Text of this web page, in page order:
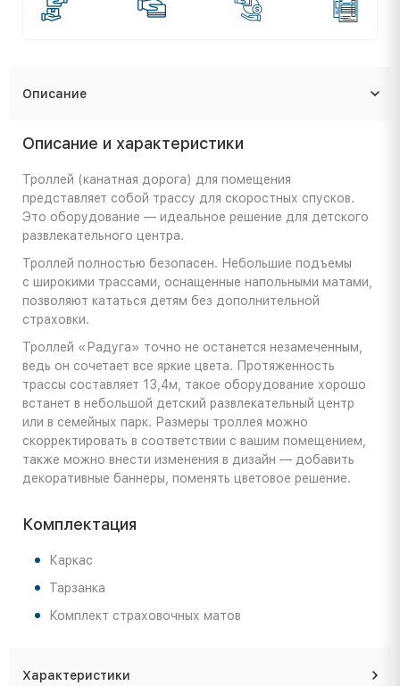
Описание
Описание и характеристики
Троллей (канатная дорога) для помещения
представляет собой трассу для скоростных спусков.
Это оборудование — идеальное решение для детского
развлекательного центра.
Троллей полностью безопасен. Небольшие подъемы
с широкими трассами, оснащенные напольными матами,
позволяют кататься детям без дополнительной
страховки.
Троллей «Радуга» точно не останется незамеченным,
ведь он сочетает все яркие цвета. Протяженность
трассы составляет 13,4м, такое оборудование хорошо
встанет в небольшой детский развлекательный центр
или в семейных парк. Размеры троллея можно
скорректировать в соответствии с вашим помещением,
также можно внести изменения в дизайн — добавить
декоративные баннеры, поменять цветовое решение.
Комплектация
Каркас
Тарзанка
Комплект страховочных матов
Характеристики